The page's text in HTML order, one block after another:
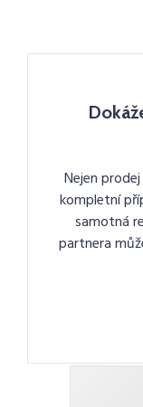
Nejen
kompletní
samotná
partnera